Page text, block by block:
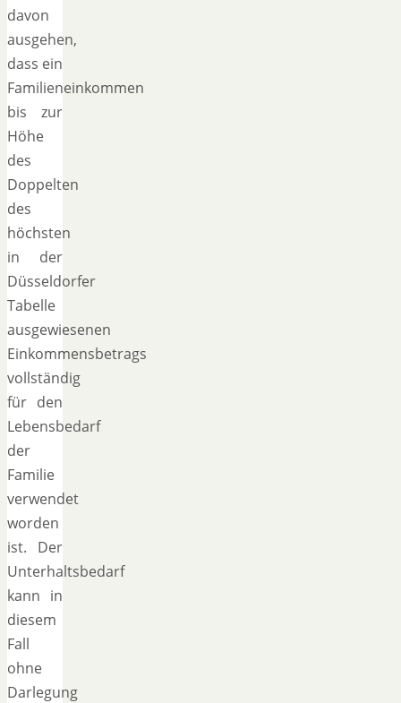
davon
ausgehen,
dass ein
Familieneinkommen
bis zur
Höhe
des
Doppelten
des
höchsten
in der
Düsseldorfer
Tabelle
ausgewiesenen
Einkommensbetrags
vollständig
für den
Lebensbedarf
der
Familie
verwendet
worden
ist. Der
Unterhaltsbedarf
kann in
diesem
Fall
ohne
Darlegung